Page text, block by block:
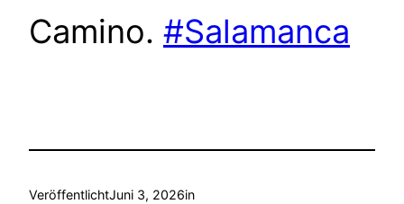
Camino. #Salamanca
VeröffentlichtJuni 3, 2026in